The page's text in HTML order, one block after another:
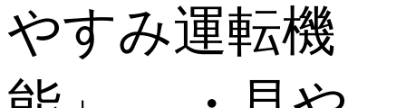
やすみ運転機